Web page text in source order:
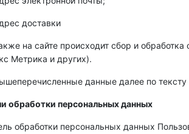
доставки
на сайте происходит сбор и
Метрика и других).
данные далее по
обработки персональных данных
обработки персональных данных